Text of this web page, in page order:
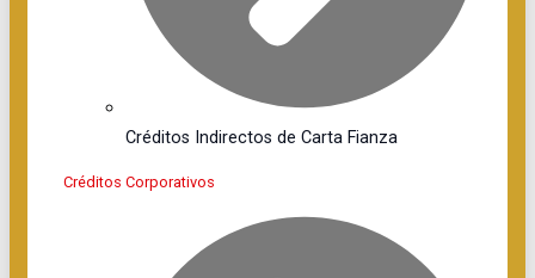
Créditos Indirectos de Carta Fianza
Créditos Corporativos